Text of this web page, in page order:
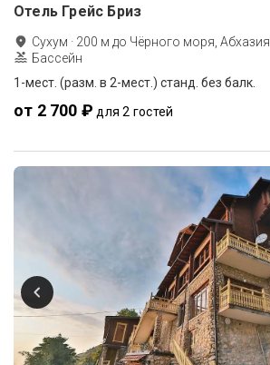
Отель Грейс Бриз
Сухум · 200 м до Чёрного моря, Абхазия
Бассейн
1-мест. (разм. в 2-мест.) станд. без балк.
от 2 700 ₽ для 2 гостей